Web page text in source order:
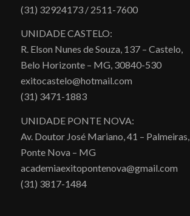
(31) 32924173 / 2511-7600
UNIDADE CASTELO:
R. Elson Nunes de Souza, 137 – Castelo,
Belo Horizonte – MG, 30840-530
exitocastelo@hotmail.com
(31) 3471-1883
UNIDADE PONTE NOVA:
Av. Doutor José Mariano, 41 – Palmeiras,
Ponte Nova – MG
academiaexitopontenova@gmail.com
(31) 3817-1484